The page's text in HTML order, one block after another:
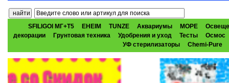
SFILIGOI МГ+Т5 EHEIM TUNZE Аквариумы МОРЕ
декорации
Грунтовая техника Удобрения и уход Тесты
Осмос
УФ стерилизаторы
Chemi-Pure